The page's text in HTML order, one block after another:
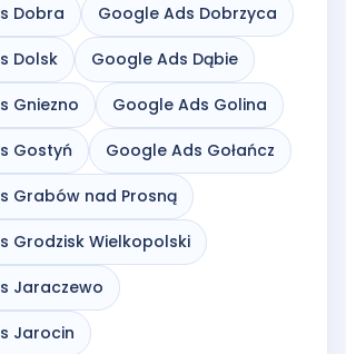
Dobra Google Ads Dobrzyca
Dolsk Google Ads Dąbie
Gniezno Google Ads Golina
Gostyń Google Ads Gołańcz
Grabów nad Prosną
Grodzisk Wielkopolski
Jaraczewo
Jarocin